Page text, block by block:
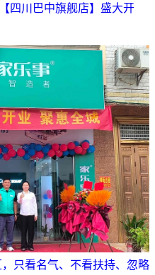
四川巴中旗舰店】盛大开
只看名气、不看扶持、忽略